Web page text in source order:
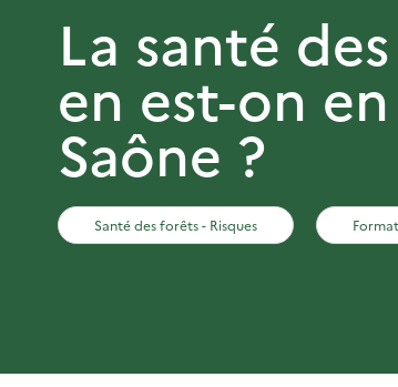
La santé
en est-on
Saône ?
Santé des forêts - Risques